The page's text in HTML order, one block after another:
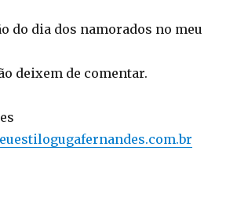
do dia dos namorados no meu
deixem de comentar.